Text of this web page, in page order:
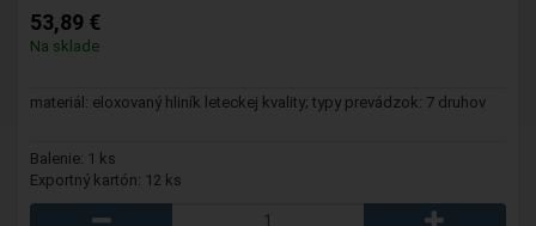
53,89 €
Na sklade
materiál: eloxovaný hliník leteckej kvality; typy prevádzok: 7 druhov
Balenie: 1 ks
Exportný kartón: 12 ks